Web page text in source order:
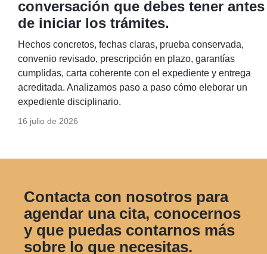
conversación que debes tener antes
de iniciar los trámites.
Hechos concretos, fechas claras, prueba conservada,
convenio revisado, prescripción en plazo, garantías
cumplidas, carta coherente con el expediente y entrega
acreditada. Analizamos paso a paso cómo eleborar un
expediente disciplinario.
16 julio de 2026
Contacta con nosotros para
agendar una cita, conocernos
y que puedas contarnos más
sobre lo que necesitas.